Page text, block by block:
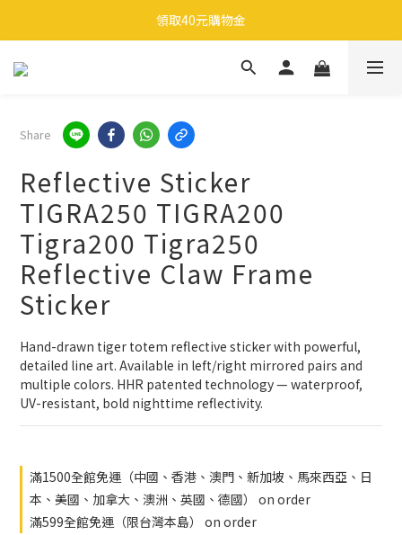
🎉 全館滿 599 免運（台灣本島）下單後 2 個工作天內寄出
領取40元購物金
🎉 全館滿 599 免運（台灣本島）下單後 2 個工作天內寄出
Share
Reflective Sticker
TIGRA250 TIGRA200
Tigra200 Tigra250
Reflective Claw Frame
Sticker
Hand-drawn tiger totem reflective sticker with powerful,
detailed line art. Available in left/right mirrored pairs and
multiple colors. HHR patented technology — waterproof,
UV-resistant, bold nighttime reflectivity.
滿1500全館免運（中國、香港、澳門、新加坡、馬來西亞、日
本、美國、加拿大、澳洲、英國、德國） on order
滿599全館免運（限台灣本島） on order